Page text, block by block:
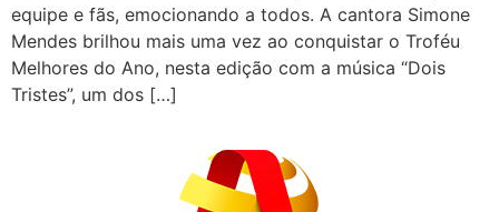
equipe e fãs, emocionando a todos. A cantora Simone
Mendes brilhou mais uma vez ao conquistar o Troféu
Melhores do Ano, nesta edição com a música “Dois
Tristes”, um dos […]